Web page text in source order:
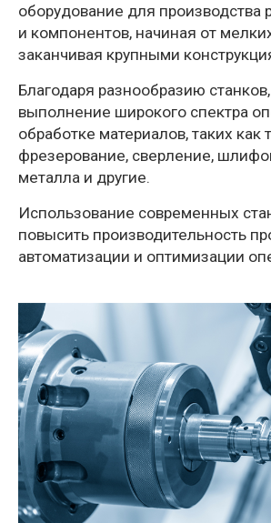
оборудование для производства
и компонентов, начиная от
заканчивая крупными
Благодаря разнообразию
выполнение широкого спектра
обработке материалов, таких как
фрезерование, сверление,
металла и другие.
Использование современных
повысить производительность
автоматизации и оптимизации